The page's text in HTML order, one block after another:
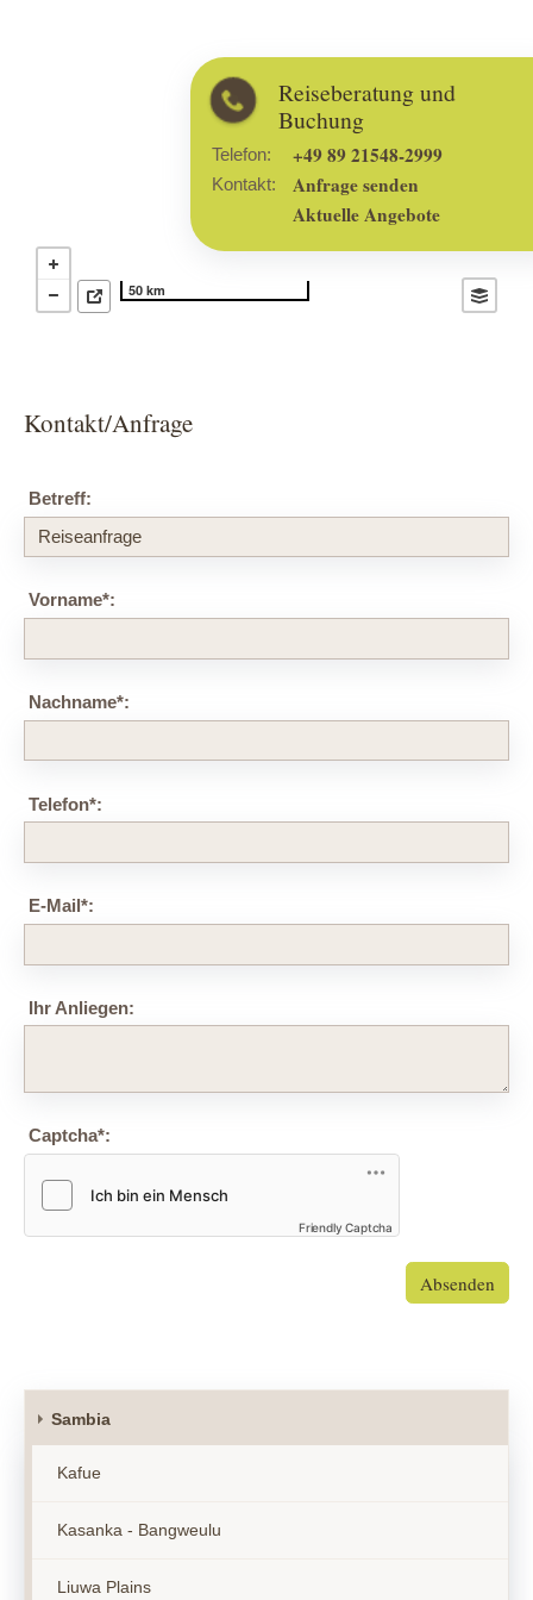
Reiseberatung und
Buchung
Telefon: +49 89 21548-2999
Kontakt:
Anfrage senden
Aktuelle Angebote
50 km
Kontakt/Anfrage
Betreff:
Vorname*:
Nachname*:
Telefon*:
E-Mail*:
Ihr Anliegen:
Captcha*:
Friendly Captcha
Absenden
Sambia
Kafue
Kasanka - Bangweulu
Liuwa Plains